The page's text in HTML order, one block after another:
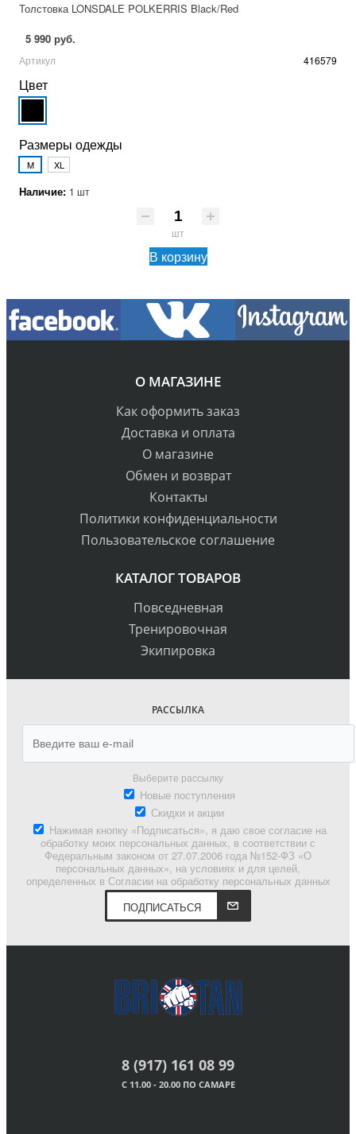
Толстовка LONSDALE POLKERRIS Black/Red
5 990 руб.
Артикул 416579
Цвет
Размеры одежды
M XL
Наличие: 1 шт
шт
В корзину
О МАГАЗИНЕ
Как оформить заказ
Доставка и оплата
О магазине
Обмен и возврат
Контакты
Политики конфиденциальности
Пользовательское соглашение
КАТАЛОГ ТОВАРОВ
Повседневная
Тренировочная
Экипировка
РАССЫЛКА
Выберите рассылку
Новые поступления
Скидки и акции
Нажимая кнопку «Подписаться», я даю свое согласие на
обработку моих персональных данных, в соответствии с
Федеральным законом от 27.07.2006 года №152-ФЗ «О
персональных данных», на условиях и для целей,
определенных в Согласии на обработку персональных данных
ПОДПИСАТЬСЯ
8 (917) 161 08 99
С 11.00 - 20.00 ПО САМАРЕ